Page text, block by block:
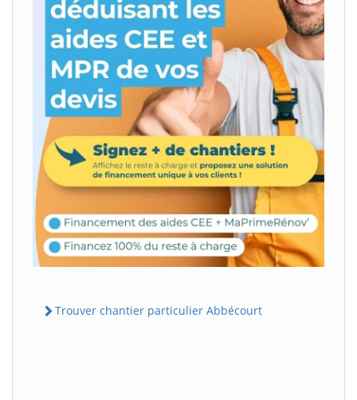
Trouver chantier particulier Abbécourt